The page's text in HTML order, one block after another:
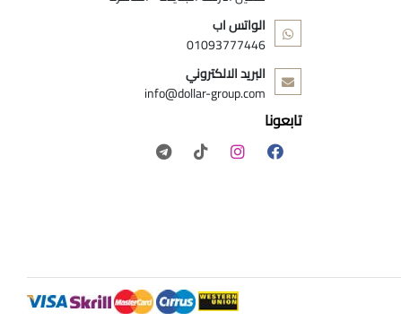
الواتس اب
01093777446
البريد الالكتروني
info@dollar-group.com
تابعونا